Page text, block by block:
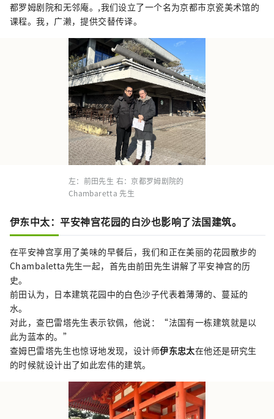
都罗姆剧院和无邻庵。,我们设立了一个名为京都市京瓷美术馆的
课程。我，广濑，提供交替传译。
左：前田先生 右：京都罗姆剧院的
Chambaretta 先生
伊东中太：平安神宫花园的白沙也影响了法国建筑。
在平安神宫享用了美味的早餐后，我们和正在美丽的花园散步的
Chambaletta先生一起，首先由前田先生讲解了平安神宫的历
史。
前田认为，日本建筑花园中的白色沙子代表着薄薄的、蔓延的
水。
对此，查巴雷塔先生表示钦佩，他说：“法国有一栋建筑就是以
此为蓝本的。”
查姆巴雷塔先生也惊讶地发现，设计师伊东忠太在他还是研究生
的时候就设计出了如此宏伟的建筑。